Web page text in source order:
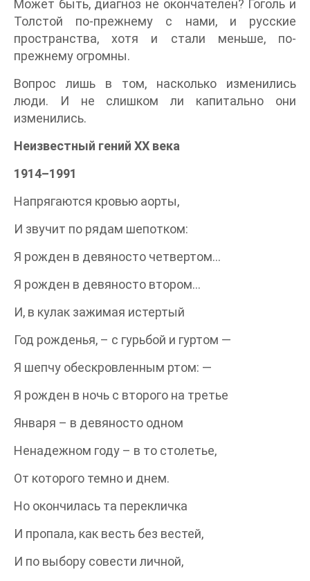
Может быть, диагноз не окончателен? Гоголь и
Толстой по-прежнему с нами, и русские
пространства, хотя и стали меньше, по-
прежнему огромны.
Вопрос лишь в том, насколько изменились
люди. И не слишком ли капитально они
изменились.
Неизвестный гений XX века
1914–1991
Напрягаются кровью аорты,
И звучит по рядам шепотком:
Я рожден в девяносто четвертом…
Я рожден в девяносто втором…
И, в кулак зажимая истертый
Год рожденья, – с гурьбой и гуртом —
Я шепчу обескровленным ртом: —
Я рожден в ночь с второго на третье
Января – в девяносто одном
Ненадежном году – в то столетье,
От которого темно и днем.
Но окончилась та перекличка
И пропала, как весть без вестей,
И по выбору совести личной,